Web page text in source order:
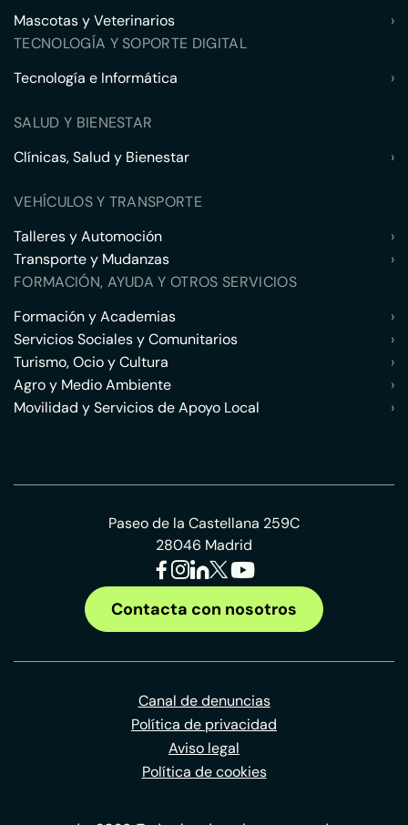
Mascotas y Veterinarios
›
TECNOLOGÍA Y SOPORTE DIGITAL
Tecnología e Informática
›
SALUD Y BIENESTAR
Clínicas, Salud y Bienestar
›
VEHÍCULOS Y TRANSPORTE
Talleres y Automoción
›
Transporte y Mudanzas
›
FORMACIÓN, AYUDA Y OTROS SERVICIOS
Formación y Academias
›
Servicios Sociales y Comunitarios
›
Turismo, Ocio y Cultura
›
Agro y Medio Ambiente
›
Movilidad y Servicios de Apoyo Local
›
Paseo de la Castellana 259C
28046 Madrid
Contacta con nosotros
Canal de denuncias
Política de privacidad
Aviso legal
Política de cookies